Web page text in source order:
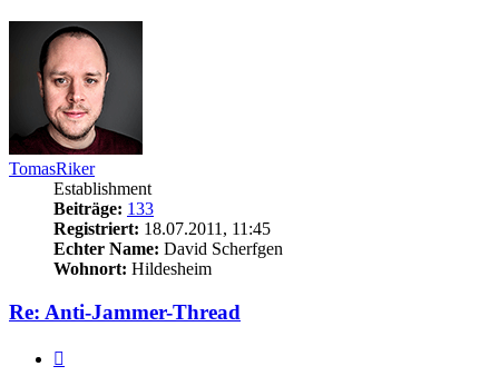
TomasRiker
Establishment
Beiträge: 133
Registriert: 18.07.2011, 11:45
Echter Name: David Scherfgen
Wohnort: Hildesheim
Re: Anti-Jammer-Thread